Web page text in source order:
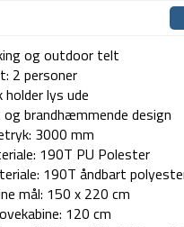
og outdoor telt
2 personer
holder lys ude
brandhæmmende design
3000 mm
190T PU Polester
190T åndbart
mål: 150 x 220 cm
120 cm